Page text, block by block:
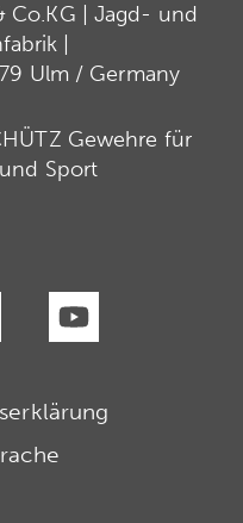
Co.KG | Jagd- und
|
Ulm / Germany
Gewehre für
Sport